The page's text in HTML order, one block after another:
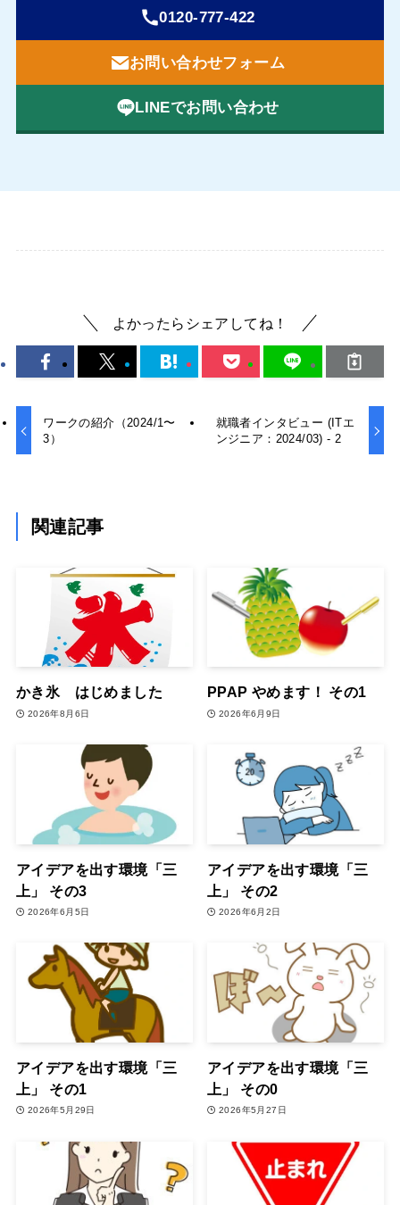
0120-777-422
お問い合わせフォーム
LINEでお問い合わせ
よかったらシェアしてね！
ワークの紹介（2024/1〜
3）
就職者インタビュー (ITエ
ンジニア：2024/03) - 2
関連記事
かき氷 はじめました
2026年8月6日
PPAP やめます！ その1
2026年6月9日
アイデアを出す環境「三
上」 その3
2026年6月5日
アイデアを出す環境「三
上」 その2
2026年6月2日
アイデアを出す環境「三
上」 その1
2026年5月29日
アイデアを出す環境「三
上」 その0
2026年5月27日